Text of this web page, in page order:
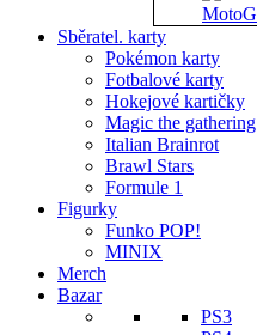
Sběratel. karty
Pokémon karty
Fotbalové karty
Hokejové kartičky
Magic the gathering
Italian Brainrot
Brawl Stars
Formule 1
Figurky
Funko POP!
MINIX
Merch
Bazar
PS3